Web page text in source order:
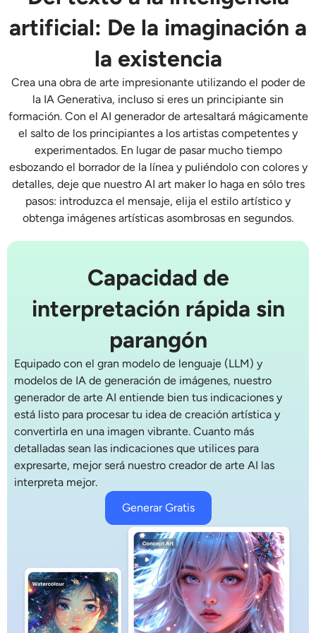
Generador de Imágenes con Estilo por IA
Herramientas de retrato
Cambiador de peinado
Cambiador de ropa
Bebé IA
Generador de disparos a la cabeza Pro
Creador de fotos de pasaporte
Herramientas de video
Efectos de video
Potenciador de video
Quitar marca de agua de video
artificial: De la imaginación a
la existencia
Crea una obra de arte impresionante utilizando el poder de
la IA Generativa, incluso si eres un principiante sin
formación. Con el AI generador de artesaltará mágicamente
el salto de los principiantes a los artistas competentes y
experimentados. En lugar de pasar mucho tiempo
esbozando el borrador de la línea y puliéndolo con colores y
detalles, deje que nuestro AI art makerlo haga en sólo tres
pasos: introduzca el mensaje, elija el estilo artístico y
obtenga imágenes artísticas asombrosas en segundos.
Capacidad de
interpretación rápida sin
parangón
Equipado con el gran modelo de lenguaje (LLM) y
modelos de IA de generación de imágenes, nuestro
generador de arte AI entiende bien tus indicaciones y
está listo para procesar tu idea de creación artística y
convertirla en una imagen vibrante. Cuanto más
detalladas sean las indicaciones que utilices para
expresarte, mejor será nuestro creador de arte AI las
interpreta mejor.
Generar Gratis